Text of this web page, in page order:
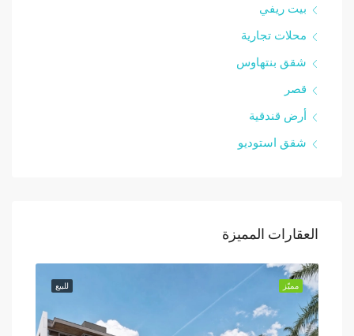
بيت ريفي
محلات تجارية
شقق بنتهاوس
قصر
أرض قندقية
شقق استوديو
العقارات المميزة
للبيع مميّز